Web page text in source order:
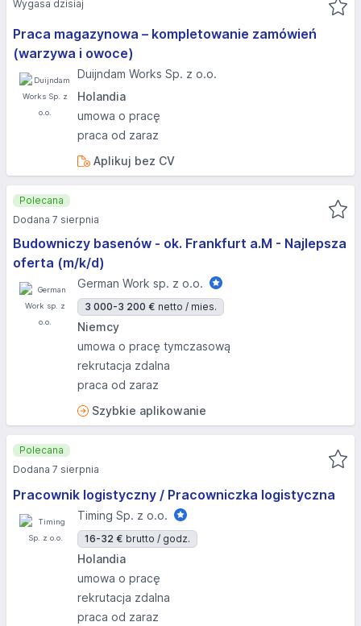
Praca magazynowa – kompletowanie zamówień
(warzywa i owoce)
Duijndam Works Sp. z o.o.
Holandia
umowa o pracę
praca od zaraz
Aplikuj bez CV
Wygasa dzisiaj
Budowniczy basenów - ok. Frankfurt a.M - Najlepsza
oferta (m/k/d)
German Work sp. z o.o.
3 000-3 200 € netto / mies.
Niemcy
umowa o pracę tymczasową
rekrutacja zdalna
praca od zaraz
Szybkie aplikowanie
Polecana
Dodana 7 sierpnia
Pracownik logistyczny / Pracowniczka logistyczna
Timing Sp. z o.o.
16-32 € brutto / godz.
Holandia
umowa o pracę
rekrutacja zdalna
praca od zaraz
Polecana
Dodana 7 sierpnia